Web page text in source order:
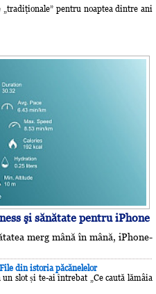
pentru noaptea dintre ani
şi sănătate pentru iPhone
merg mână în mână, iPhone-
din istoria păcănelelor
slot și te-ai întrebat „Ce caută lămâia